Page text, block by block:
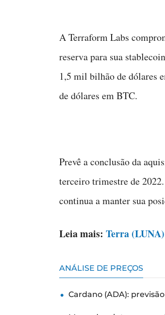
A Terraform Labs
reserva para sua
1,5 mil bilhão de dólares
de dólares em BTC.
Prevê a conclusão da
terceiro trimestre de
continua a manter sua
Leia mais: Terra
ANÁLISE DE PREÇOS
Cardano (ADA):